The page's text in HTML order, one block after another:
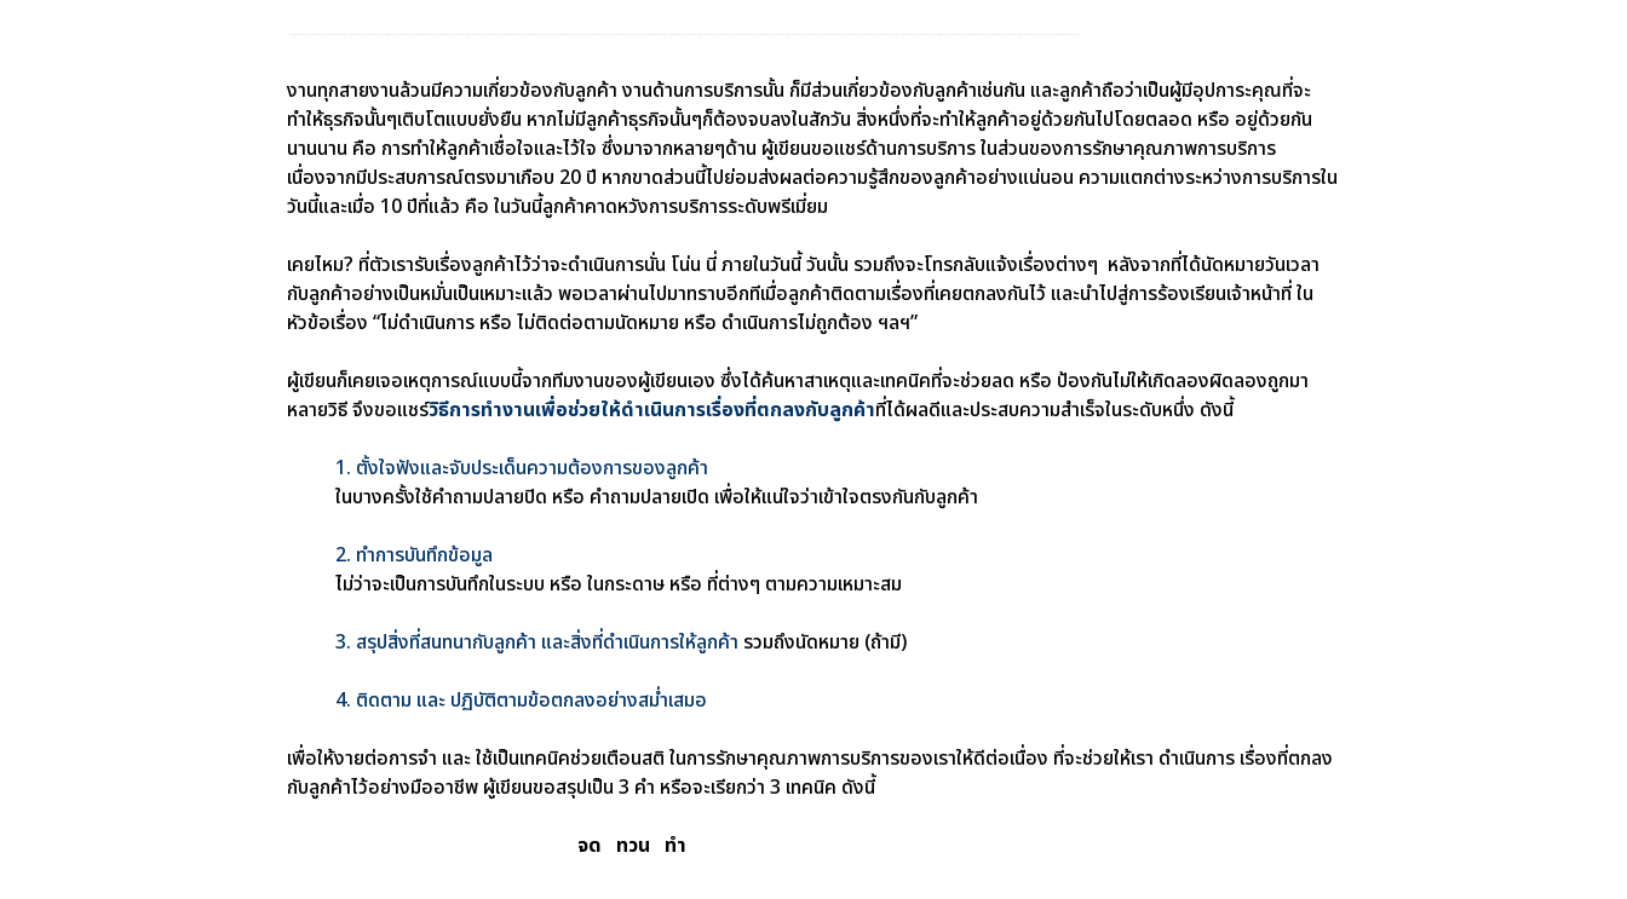
งานทุกสายงานล้วนมีความเกี่ยวข้องกับลูกค้า งานด้านการบริการนั้น ก็มีส่วนเกี่ยวข้องกับลูกค้าเช่นกัน และลูกค้าถือว่าเป็นผู้มีอุปการะคุณที่จะ
ทำให้ธุรกิจนั้นๆเติบโตแบบยั่งยืน หากไม่มีลูกค้าธุรกิจนั้นๆก็ต้องจบลงในสักวัน สิ่งหนึ่งที่จะทำให้ลูกค้าอยู่ด้วยกันไปโดยตลอด หรือ อยู่ด้วยกัน
นานนาน คือ การทำให้ลูกค้าเชื่อใจและไว้ใจ ซึ่งมาจากหลายๆด้าน ผู้เขียนขอแชร์ด้านการบริการ ในส่วนของการรักษาคุณภาพการบริการ
เนื่องจากมีประสบการณ์ตรงมาเกือบ 20 ปี หากขาดส่วนนี้ไปย่อมส่งผลต่อความรู้สึกของลูกค้าอย่างแน่นอน ความแตกต่างระหว่างการบริการใน
วันนี้และเมื่อ 10 ปีที่แล้ว คือ ในวันนี้ลูกค้าคาดหวังการบริการระดับพรีเมี่ยม
เคยไหม? ที่ตัวเรารับเรื่องลูกค้าไว้ว่าจะดำเนินการนั่น โน่น นี่ ภายในวันนี้ วันนั้น รวมถึงจะโทรกลับแจ้งเรื่องต่างๆ หลังจากที่ได้นัดหมายวันเวลา
กับลูกค้าอย่างเป็นหมั่นเป็นเหมาะแล้ว พอเวลาผ่านไปมาทราบอีกทีเมื่อลูกค้าติดตามเรื่องที่เคยตกลงกันไว้ และนำไปสู่การร้องเรียนเจ้าหน้าที่ ใน
หัวข้อเรื่อง “ไม่ดำเนินการ หรือ ไม่ติดต่อตามนัดหมาย หรือ ดำเนินการไม่ถูกต้อง ฯลฯ”
ผู้เขียนก็เคยเจอเหตุการณ์แบบนี้จากทีมงานของผู้เขียนเอง ซึ่งได้ค้นหาสาเหตุและเทคนิคที่จะช่วยลด หรือ ป้องกันไม่ให้เกิดลองผิดลองถูกมา
หลายวิธี จึงขอแชร์วิธีการทำงานเพื่อช่วยให้ดำเนินการเรื่องที่ตกลงกับลูกค้าที่ได้ผลดีและประสบความสำเร็จในระดับหนึ่ง ดังนี้
1. ตั้งใจฟังและจับประเด็นความต้องการของลูกค้า
ในบางครั้งใช้คำถามปลายปิด หรือ คำถามปลายเปิด เพื่อให้แน่ใจว่าเข้าใจตรงกันกับลูกค้า
2. ทำการบันทึกข้อมูล
ไม่ว่าจะเป็นการบันทึกในระบบ หรือ ในกระดาษ หรือ ที่ต่างๆ ตามความเหมาะสม
3. สรุปสิ่งที่สนทนากับลูกค้า และสิ่งที่ดำเนินการให้ลูกค้า รวมถึงนัดหมาย (ถ้ามี)
4. ติดตาม และ ปฏิบัติตามข้อตกลงอย่างสม่ำเสมอ
เพื่อให้งายต่อการจำ และ ใช้เป็นเทคนิคช่วยเตือนสติ ในการรักษาคุณภาพการบริการของเราให้ดีต่อเนื่อง ที่จะช่วยให้เรา ดำเนินการ เรื่องที่ตกลง
กับลูกค้าไว้อย่างมืออาชีพ ผู้เขียนขอสรุปเป็น 3 คำ หรือจะเรียกว่า 3 เทคนิค ดังนี้
จด ทวน ทำ